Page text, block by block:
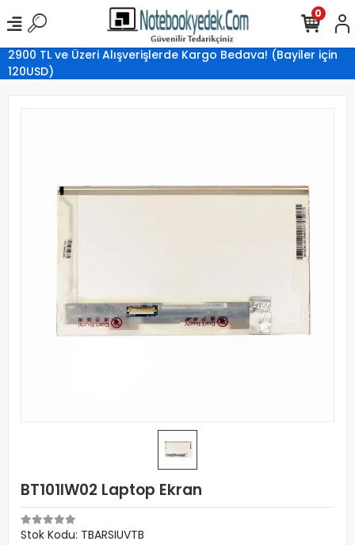
2900 TL ve Üzeri Alışverişlerde Kargo Bedava! (Bayiler için
120USD)
0
BT101IW02 Laptop Ekran
Stok Kodu: TBARSIUVTB